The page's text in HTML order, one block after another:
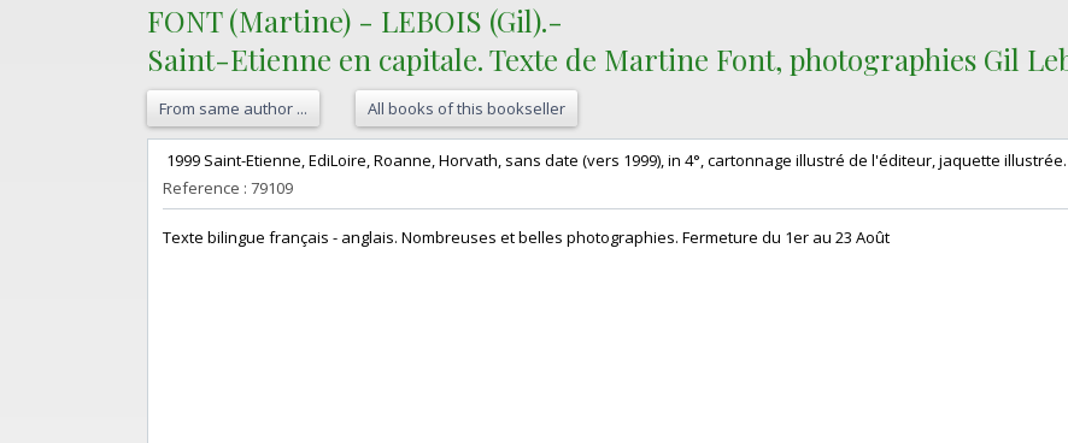
‎FONT (Martine) - LEBOIS (Gil).-‎
‎Saint-Etienne en capitale. Texte de Martine Font, photographies Gil
From same author ... All books of this bookseller
‎ 1999 Saint-Etienne, EdiLoire, Roanne, Horvath, sans date (vers 1999), in 4°, cartonnage illustré de l'éditeur, jaquette illustrée. ‎
Reference : 79109
‎Texte bilingue français - anglais. Nombreuses et belles photographies. Fermeture du 1er au 23 Août‎